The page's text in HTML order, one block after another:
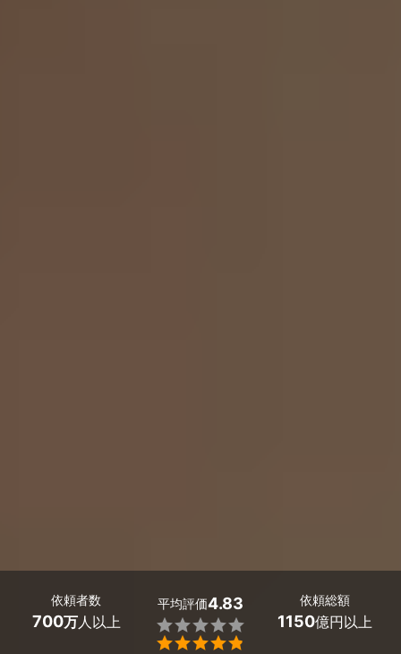
依頼者数
700万人以上
平均評価4.83


依頼総額
1150億円以上